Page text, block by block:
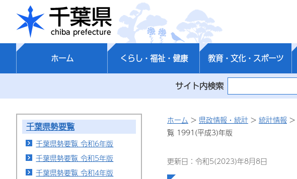
千葉県
ホーム くらし・福祉・健康 教育・文化・スポーツ
サイト内検索
千葉県勢要覧
千葉県勢要覧 令和6年版
千葉県勢要覧 令和5年版
千葉県勢要覧 令和4年版
ホーム > 県政情報・統計 > 統計情報 >
覧 1991(平成3)年版
更新日：令和5(2023)年8月8日